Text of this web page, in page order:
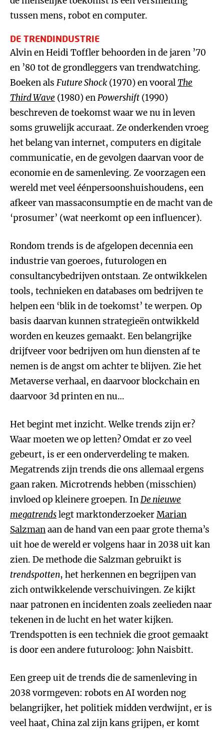
tussen mens, robot en computer.
DE TRENDINDUSTRIE
Alvin en Heidi Toffler behoorden in de jaren ’70
en ’80 tot de grondleggers van trendwatching.
Boeken als Future Shock (1970) en vooral The
Third Wave (1980) enPowershift (1990)
beschreven de toekomst waar we nu in leven
soms gruwelijk accuraat. Ze onderkenden vroeg
het belang van internet, computers en digitale
communicatie, en de gevolgen daarvan voor de
economie en de samenleving. Ze voorzagen een
wereld met veel éénpersoonshuishoudens, een
afkeer van massaconsumptie en de macht van de
‘prosumer’ (wat neerkomt op een influencer).
Rondom trends is de afgelopen decennia een
industrie van goeroes, futurologen en
consultancybedrijven ontstaan. Ze ontwikkelen
tools, technieken en databases om bedrijven te
helpen een ‘blik in de toekomst’ te werpen. Op
basis daarvan kunnen strategieën ontwikkeld
worden en keuzes gemaakt. Een belangrijke
drijfveer voor bedrijven om hun diensten af te
nemen is de angst om achter te blijven. Zie het
Metaverse verhaal, en daarvoor blockchain en
daarvoor 3d printen en nu…
Het begint met inzicht. Welke trends zijn er?
Waar moeten we op letten? Omdat er zo veel
gebeurt, is er een onderverdeling te maken.
Megatrends zijn trends die ons allemaal ergens
gaan raken. Microtrends hebben (misschien)
invloed op kleinere groepen. InDe nieuwe
megatrendslegt marktonderzoekerMarian
Salzmanaan de hand van een paar grote thema’s
uit hoe de wereld er volgens haar in 2038 uit kan
zien. De methode die Salzman gebruikt is
trendspotten, het herkennen en begrijpen van
zich ontwikkelende verschuivingen. Ze kijkt
naar patronen en incidenten zoals zeelieden naar
tekenen in de lucht en het water kijken.
Trendspotten is een techniek die groot gemaakt
is door een andere futuroloog: John Naisbitt.
Een greep uit de trends die de samenleving in
2038 vormgeven: robots en AI worden nog
belangrijker, het politiek midden verdwijnt, er is
veel haat, China zal zijn kans grijpen, er komt